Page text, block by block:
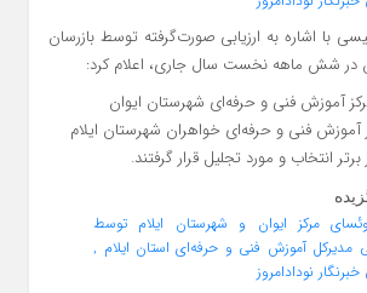
با اشاره به ارزیابی صورت‌گرفته توسط بازرسان
در شش ماهه نخست سال جاری، اعلام کرد:
آموزش فنی و حرفه‌ای شهرستان ایوان
فنی و حرفه‌ای خواهران شهرستان ایلام
انتخاب و مورد تجلیل قرار گرفتند.